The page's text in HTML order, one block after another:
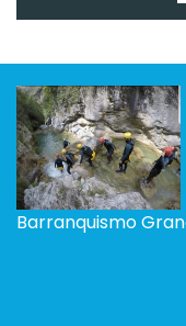
Barranquismo